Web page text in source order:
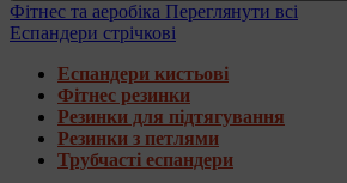
Фітнес та аеробіка Переглянути всі
Еспандери стрічкові
Еспандери кистьові
Фітнес резинки
Резинки для підтягування
Резинки з петлями
Трубчасті еспандери